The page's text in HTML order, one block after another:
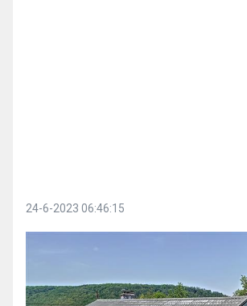
24-6-2023 06:46:15